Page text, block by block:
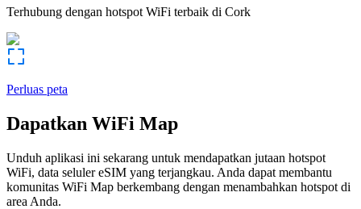
Terhubung dengan hotspot WiFi terbaik di Cork
Perluas peta
Dapatkan WiFi Map
Unduh aplikasi ini sekarang untuk mendapatkan jutaan hotspot
WiFi, data seluler eSIM yang terjangkau. Anda dapat membantu
komunitas WiFi Map berkembang dengan menambahkan hotspot di
area Anda.